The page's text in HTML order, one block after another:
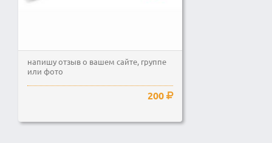
напишу отзыв о вашем сайте, группе
или фото
200